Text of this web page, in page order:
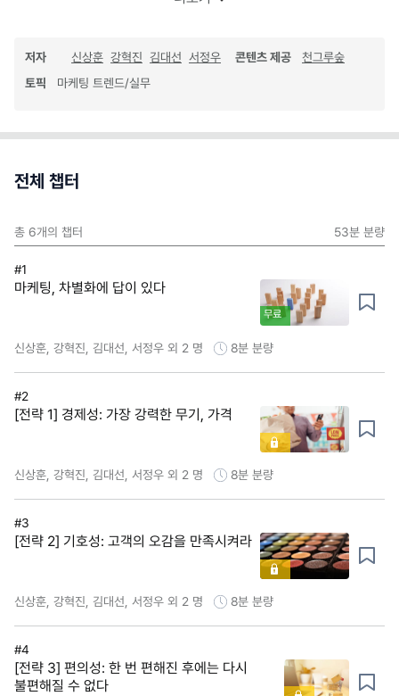
저자 신상훈 강혁진 김대선 서정우 콘텐츠 제공
천그루숲
토픽
마케팅 트렌드/실무
전체 챕터
총 6개의 챕터 53분 분량
#1
마케팅, 차별화에 답이 있다
무료
신상훈, 강혁진, 김대선, 서정우 외 2 명 8분 분량
#2
[전략 1] 경제성: 가장 강력한 무기, 가격
신상훈, 강혁진, 김대선, 서정우 외 2 명 8분 분량
#3
[전략 2] 기호성: 고객의 오감을 만족시켜라
신상훈, 강혁진, 김대선, 서정우 외 2 명 8분 분량
#4
[전략 3] 편의성: 한 번 편해진 후에는 다시
불편해질 수 없다